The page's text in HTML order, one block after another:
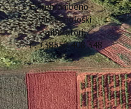
Prehrambeno -
biotehnološki
laboratorij
T: +38552 408 348